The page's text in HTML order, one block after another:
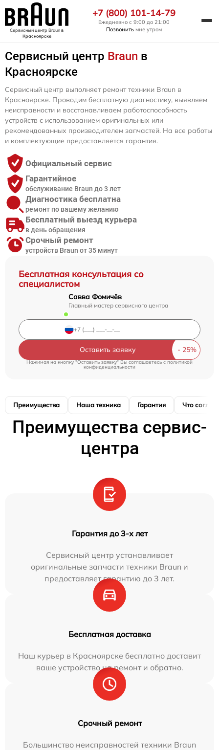
Сервисный центр Braunв
Красноярске
+7 (800) 101-14-79
Ежедневно с 9:00 до 21:00
Позвонить мне утром
Сервисный центр Braun в
Красноярске
Бесплатная консультация со
специалистом
Савва Фомичёв
Главный мастер сервисного центра
Оставить заявку
Нажимая на кнопку "Оставить заявку" Вы соглашаетесь cполитикой
конфиденциальности
Сервисный центр выполняет ремонт техники Braun в
Красноярске. Проводим бесплатную диагностику, выявляем
неисправности и восстанавливаем работоспособность
устройств с использованием оригинальных или
рекомендованных производителем запчастей. На все работы
и комплектующие предоставляется гарантия.
Официальный сервис
Гарантийное
обслуживание Braun до 3 лет
Диагностика бесплатна
ремонт по вашему желанию
Бесплатный выезд курьера
в день обращения
Срочный ремонт
устройств Braun от 35 минут
Преимущества Наша техника Гарантия Что
Преимущества сервис-
центра
Гарантия до 3-х лет
Сервисный центр устанавливает
оригинальные запчасти техники Braun и
предоставляет гарантию до 3 лет.
Бесплатная доставка
Наш курьер в Красноярске бесплатно доставит
ваше устройство на ремонт и обратно.
Срочный ремонт
Большинство неисправностей техники Braun